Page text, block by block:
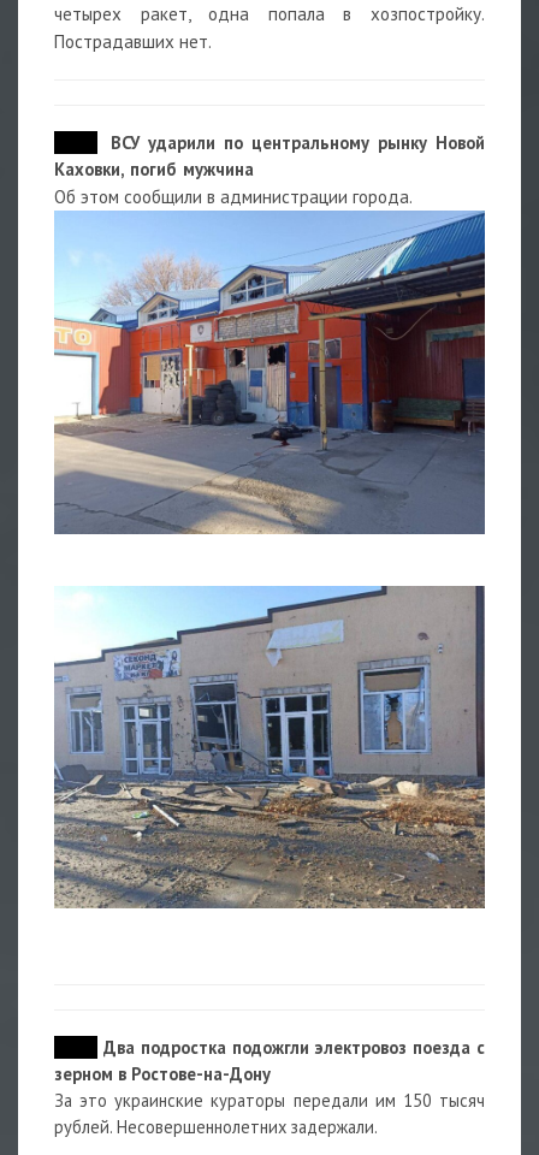
четырех ракет, одна попала в хозпостройку.
Пострадавших нет.
ВСУ ударили по центральному рынку Новой
Каховки, погиб мужчина
Об этом сообщили в администрации города.
Два подростка подожгли электровоз поезда с
зерном в Ростове-на-Дону
За это украинские кураторы передали им 150 тысяч
рублей. Несовершеннолетних задержали.